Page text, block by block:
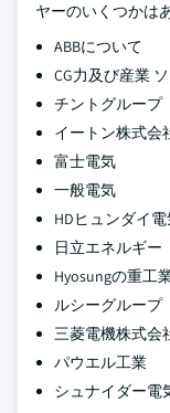
ヤーのいくつかは
ABBについて
CG力及び産業
チントグループ
イートン株式会
富士電気
一般電気
HDヒュンダイ
日立エネルギー
Hyosungの重工
ルシーグループ
三菱電機株式会
パウエル工業
シュナイダー電